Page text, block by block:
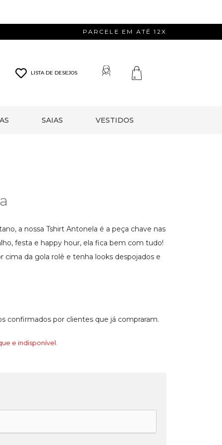
PARCELE EM ATÉ 12X
LISTA DE DESEJOS
SAIAS VESTIDOS
a nossa Tshirt Antonela é a peça chave nas
festa e happy hour, ela fica bem com tudo!
cima da gola rolê e tenha looks despojados e
confirmados por clientes que já compraram.
e indisponível.